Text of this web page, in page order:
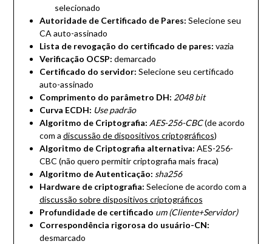
selecionado
Autoridade de Certificado de Pares: Selecione seu
CA auto-assinado
Lista de revogação do certificado de pares: vazia
Verificação OCSP: demarcado
Certificado do servidor: Selecione seu certificado
auto-assinado
Comprimento do parâmetro DH: 2048 bit
Curva ECDH: Use padrão
Algoritmo de Criptografia: AES-256-CBC(de acordo
com a discussão de dispositivos criptográficos)
Algoritmo de Criptografia alternativa: AES-256-
CBC (não quero permitir criptografia mais fraca)
Algoritmo de Autenticação: sha256
Hardware de criptografia: Selecione de acordo com a
discussão sobre dispositivos criptográficos
Profundidade de certificado um (Cliente+Servidor)
Correspondência rigorosa do usuário-CN:
desmarcado